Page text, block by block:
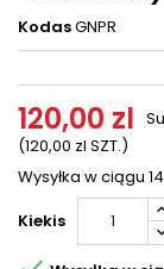
KodasGNPR
120,00 zl
(120,00 zl SZT.)
Wysyłka w ciągu
Kiekis